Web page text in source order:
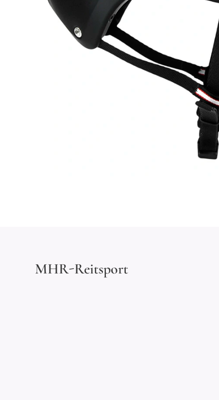
MHR-Reitsport